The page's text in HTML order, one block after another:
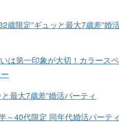
歳限定”ギュッと最大7歳差”婚
は第一印象が大切！カラース
最大7歳差”婚活パーティ
～40代限定 同年代婚活パーティ